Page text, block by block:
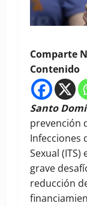
Comparte
Contenido
Santo
prevención
Infecciones
Sexual
grave
reducción